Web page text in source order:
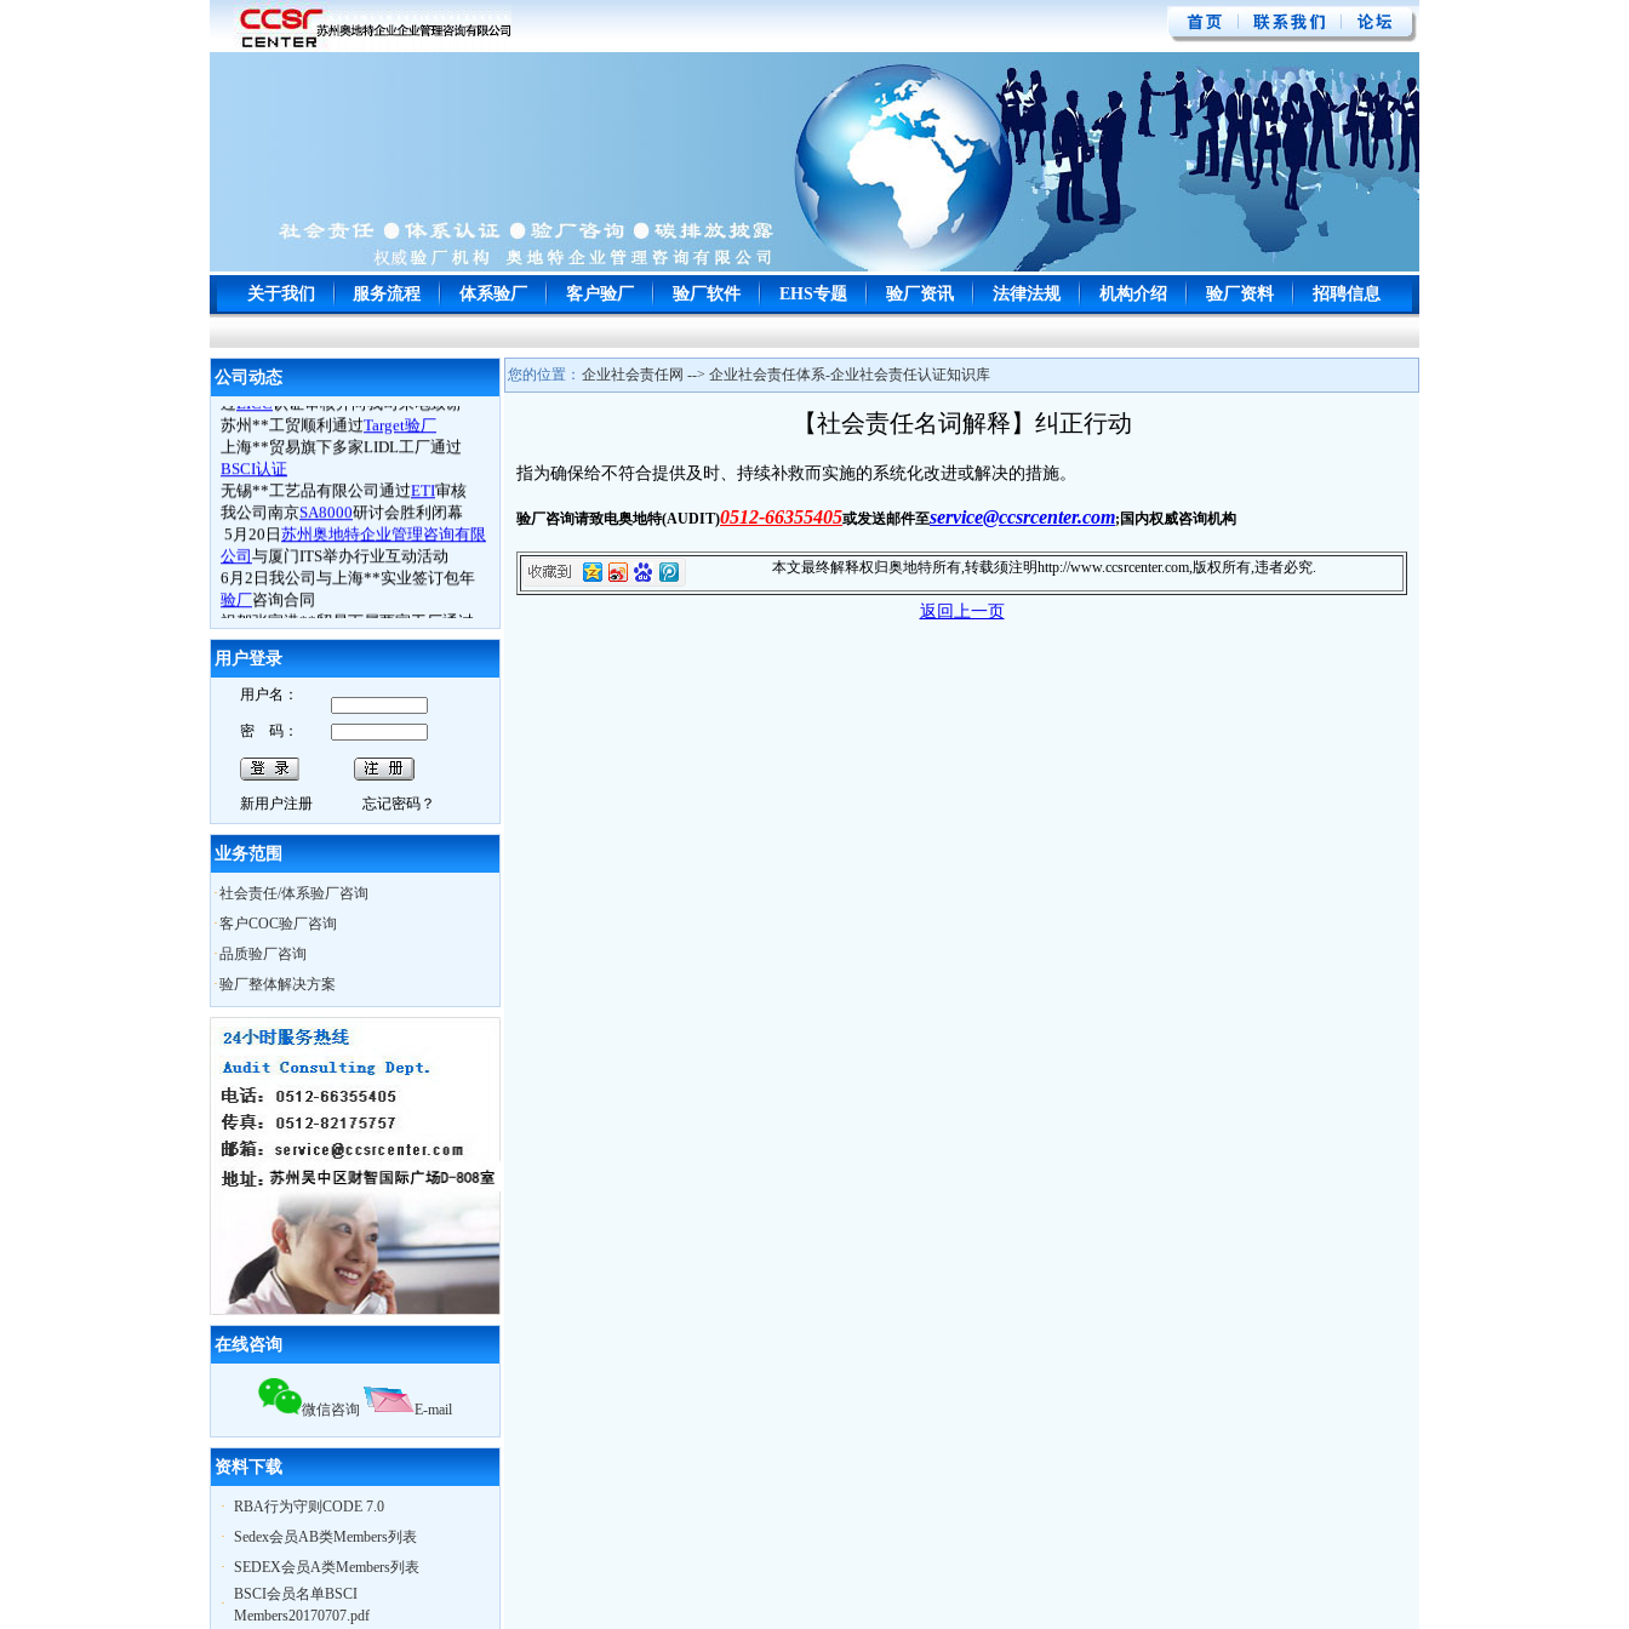
关于我们 服务流程 体系验厂 客户验厂 验厂软件 EHS专题 验厂资讯 法律法规 机构介绍 验厂资料 招聘信息
公司动态
常州**玩具通过 ICTI认证
苏州**鞋厂于顺利通过BSCI认证
宁波**电子以零问题的成绩一次性通
过EICC认证审核并向我司来电致谢
苏州**工贸顺利通过Target验厂
上海**贸易旗下多家LIDL工厂通过
BSCI认证
无锡**工艺品有限公司通过
审核
我公司南京SA8000研讨会胜利闭幕
5月20日苏州奥地特企业管理咨询有限
公司与厦门ITS举办行业互动活动
6月2日我公司与上海**实业签订包年
验厂咨询合同
祝贺张家港**贸易下属两家工厂通过
ICTI认证审核
6月3日苏州**科技通过BSCI验厂
6月4日常熟**电子通过ICTI验厂
6.月5日张家港**鞋业司通过ETI验厂
6月4日镇江**体育用品厂FSC认证
良好成绩
6月10日我公司
BSCI研讨会在苏州召开
6月11日苏州**贸易接受我公司
知培训
6月13日如皋**数码Best Buy验厂取得
历年来最好成绩
6月13日海门**时装C-TPAT验厂过关
6月13日南通**服饰BSCI验厂
6月13日如东**时装
6月14日通州市**袜业取得
证书
热烈祝贺我公司员工Charly月15日获得
ISO外审员资格证书
6月29日我公司CSR研讨会在无锡召开
10月28日苏州XX服饰在我公司辅导下
通过BSCI认证 ，被审核员誉为苏州最
优服装工厂
10月29日苏州奥地特企业管理咨询有
限公司，召开公司大会公布上半年业
绩，累计辅导企业322家，一次性通过
12月18日，苏州奥地特企业对厦门27
家外贸公司开展 BSCI认知培训公开课
扬州zy玩具 ICTI认证取得优异成绩
2010我公司业绩大幅增长,全年累计辅
导工厂达903家！
2011年3月，帮助83家工厂通过验厂
（其中ICTI认证
2011年4月，帮助75家工厂通过
（其中 EICC认证 ICTI认证
2011年5月，帮助79家工厂通过验厂
（其中,ICTI认证2家,SA8000认证2家）
用户登录
用户名：
密 码：
新用户注册 忘记密码？
业务范围
·社会责任/体系验厂咨询
·客户COC验厂咨询
·品质验厂咨询
·验厂整体解决方案
在线咨询
微信咨询 E-mail
资料下载
· RBA行为守则CODE 7.0
· Sedex会员AB类Members列表
· SEDEX会员A类Members列表
·
BSCI会员名单BSCI
Members20170707.pdf
您的位置： 企业社会责任网 --> 企业社会责任体系-企业社会责任认证知识库
【社会责任名词解释】纠正行动
指为确保给不符合提供及时、持续补救而实施的系统化改进或解决的措施。
验厂咨询请致电奥地特(AUDIT)0512-66355405或发送邮件至service@ccsrcenter.com; 国内权威咨询机构
本文最终解释权归奥地特所有,转载须注明http://www.ccsrcenter.com,版权所有,违者必究.
返回上一页